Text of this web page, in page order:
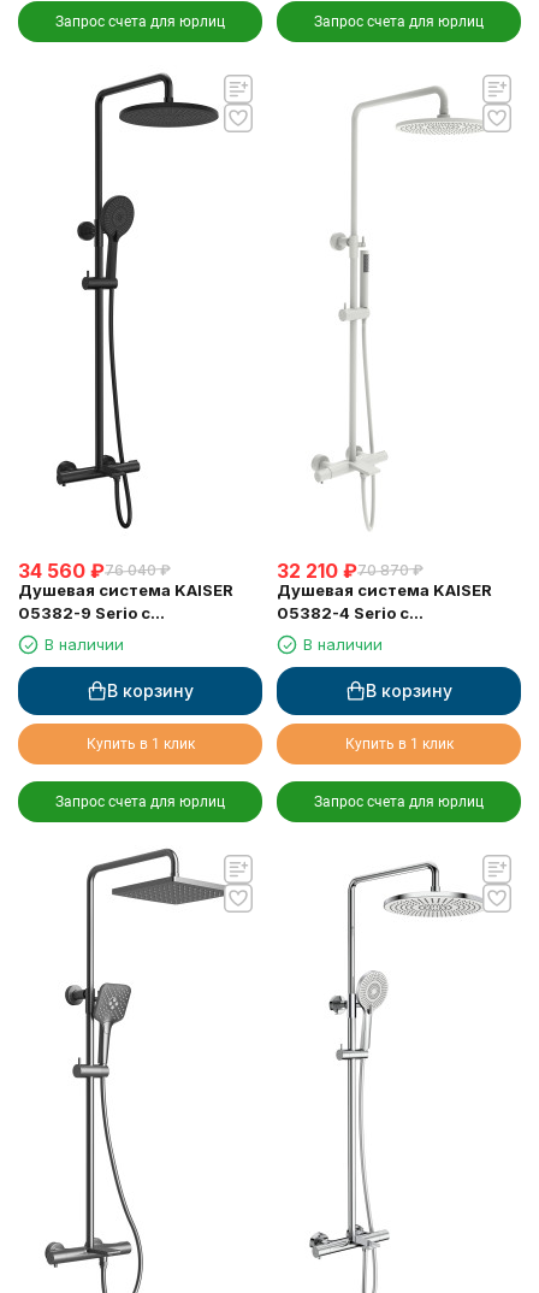
Запрос счета для юрлиц Запрос счета для юрлиц
34 560 ₽76 040 ₽
Душевая система KAISER
05382-9 Serio с
термостатом 6282
В наличии
В корзину
Купить в 1 клик
Запрос счета для юрлиц
32 210 ₽70 870 ₽
Душевая система KAISER
05382-4 Serio с
термостатом 6282
В наличии
В корзину
Купить в 1 клик
Запрос счета для юрлиц